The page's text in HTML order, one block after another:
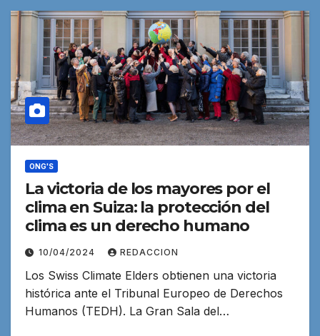
ONG'S
La victoria de los mayores por el
clima en Suiza: la protección del
clima es un derecho humano
10/04/2024 REDACCION
Los Swiss Climate Elders obtienen una victoria
histórica ante el Tribunal Europeo de Derechos
Humanos (TEDH). La Gran Sala del…